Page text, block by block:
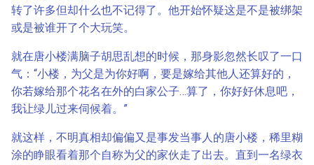
转了许多但却什么也不记得了。他开始怀疑这是不是被绑架
或是被谁开了个大玩笑。
就在唐小楼满脑子胡思乱想的时候，那身影忽然长叹了一口
气：“小楼，为父是为你好啊，要是嫁给其他人还算好的，
你若嫁给那个花名在外的白家公子…算了，你好好休息吧，
我让绿儿过来伺候着。”
就这样，不明真相却偏偏又是事发当事人的唐小楼，稀里糊
涂的睁眼看着那个自称为父的家伙走了出去。直到一名绿衣